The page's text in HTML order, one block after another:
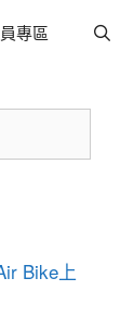
專區
Bike上